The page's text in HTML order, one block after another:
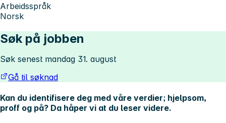
Arbeidsspråk
Norsk
Søk på jobben
Søk senest mandag 31. august
Gå til søknad
Kan du identifisere deg med våre verdier; hjelpsom,
proff og på? Da håper vi at du leser videre.